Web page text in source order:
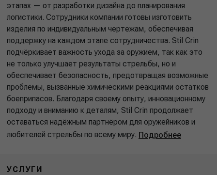
этапах — от разработки дизайна до планирования
логистики. Сотрудники компании готовы изготовить
изделия по индивидуальным чертежам, обеспечивая
поддержку на каждом этапе сотрудничества. Stil Crin
подчёркивает важность ухода за оружием, так как это
не только улучшает результаты стрельбы, но и
обеспечивает безопасность, предотвращая возможные
проблемы, вызванные химическими реакциями остатков
боеприпасов. Благодаря своему опыту, инновационному
подходу и вниманию к деталям, Stil Crin продолжает
оставаться надёжным партнёром для оружейников и
любителей стрельбы по всему миру. Подробнее
УСЛУГИ